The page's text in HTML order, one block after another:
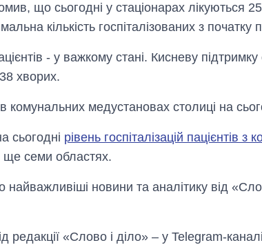
що сьогодні у стаціонарах лікуються
кількість госпіталізованих з початку
- у важкому стані. Кисневу
хворих.
комунальних медустановах столиці на
сьогодні рівень госпіталізацій пацієнтів з
ще семи областях.
найважливіші новини та аналітику від
редакції «Слово і діло» – у Telegram-каналі